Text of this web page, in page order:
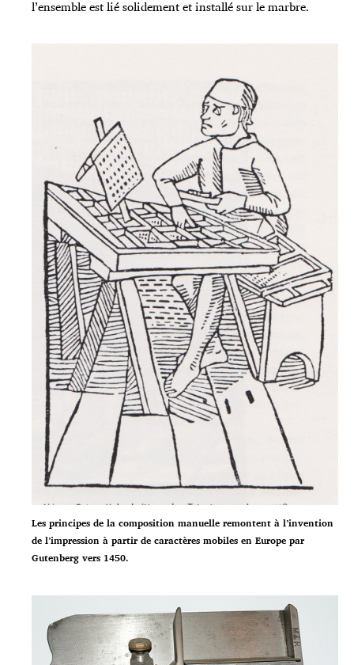
l’ensemble est lié solidement et installé sur le marbre.
Les principes de la composition manuelle remontent à l’invention
de l’impression à partir de caractères mobiles en Europe par
Gutenberg vers 1450.